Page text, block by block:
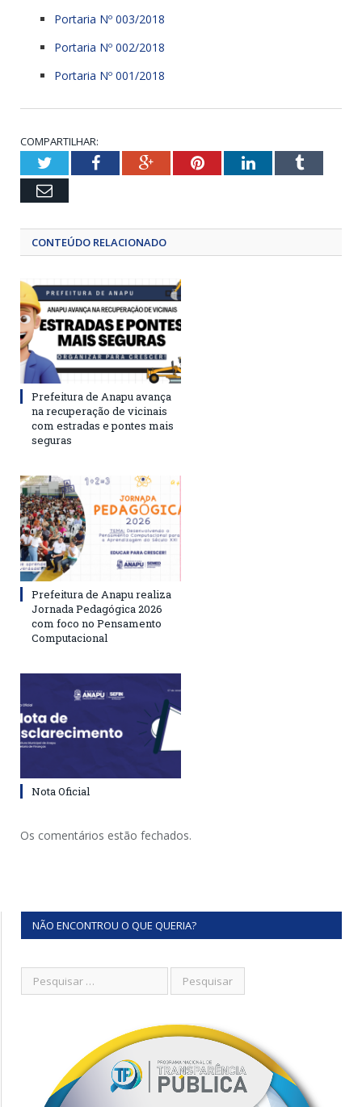
Portaria Nº 003/2018
Portaria Nº 002/2018
Portaria Nº 001/2018
COMPARTILHAR:
TwitterFacebookGoogle+PinterestLinkedInTumblr
Email
CONTEÚDO RELACIONADO
Prefeitura de Anapu avança
na recuperação de vicinais
com estradas e pontes mais
seguras
Prefeitura de Anapu realiza
Jornada Pedagógica 2026
com foco no Pensamento
Computacional
Nota Oficial
Os comentários estão fechados.
NÃO ENCONTROU O QUE QUERIA?